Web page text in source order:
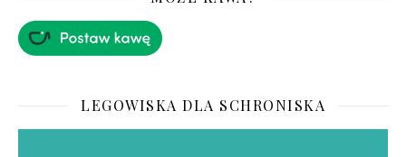
LEGOWISKA DLA SCHRONISKA